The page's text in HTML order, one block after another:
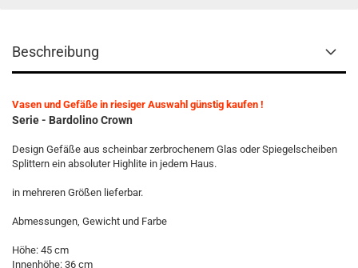
Beschreibung
Vasen und Gefäße in riesiger Auswahl günstig kaufen !
Serie - Bardolino Crown
Design Gefäße aus scheinbar zerbrochenem Glas oder Spiegelscheiben
Splittern ein absoluter Highlite in jedem Haus.
in mehreren Größen lieferbar.
Abmessungen, Gewicht und Farbe
Höhe: 45 cm
Innenhöhe: 36 cm